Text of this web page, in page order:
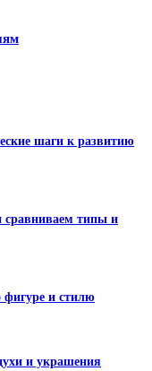
шаги к развитию
сравниваем типы и
фигуре и стилю
и украшения